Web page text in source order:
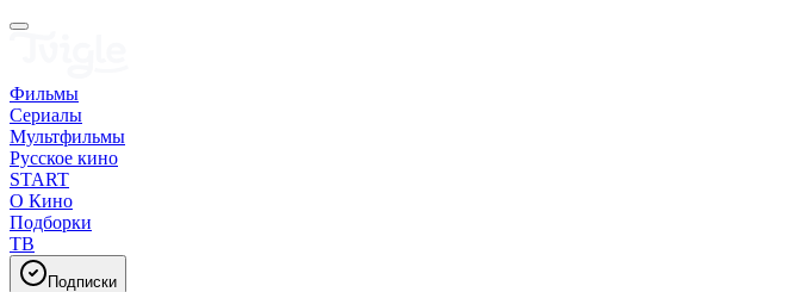
Фильмы
Сериалы
Мультфильмы
Русское кино
START
О Кино
Подборки
ТВ
Подписки